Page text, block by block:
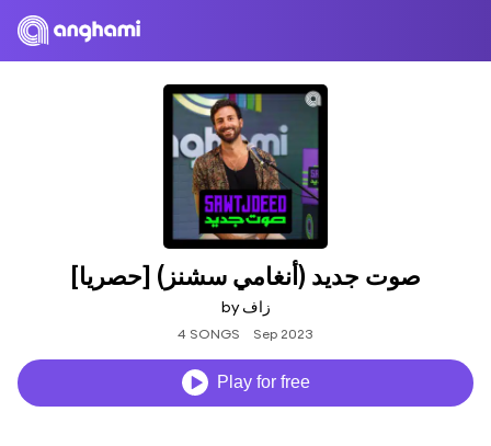
صوت جديد (أنغامي سشنز) [حصريا]
by زاف
4 SONGS Sep 2023
Play for free